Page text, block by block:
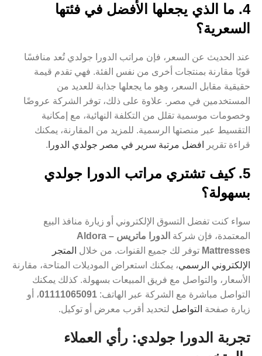
4. ما الذي يجعلها الأفضل في فئتها
السعرية؟
عند الحديث عن السعر، فإن مراتب الدورا جولدي تُعد منافسًا
قويًا مقارنة بمنتجات أخرى من نفس الفئة. فهي تقدم قيمة
حقيقية مقابل السعر، وهو ما يجعلها جذابة للعديد من
المستخدمين في مصر. علاوة على ذلك، توفر الشركة عروضًا
وخصومات موسمية تقلل من التكلفة النهائية، مع إمكانية
التقسيط عبر منصتها الرسمية. للمزيد من المقارنة، يمكنك
قراءة تقرير
افضل مرتبة سرير في مصر جولدي الدورا .
5. كيف تشتري مراتب الدورا جولدي
بسهولة؟
سواء كنت تفضل التسوق الإلكتروني أو زيارة منافذ البيع
المعتمدة، فإن شركة
الدورا ماتريس – Aldora
Mattresses توفر لك جميع القنوات. من خلال المتجر
الإلكتروني الرسمي، يمكنك استعراض الموديلات المتاحة، مقارنة
الأسعار، والتواصل مع فريق المبيعات بسهولة. كذلك يمكنك
التواصل مباشرة مع الشركة عبر الهاتف: 01111065091، أو
زيارة صفحة التواصل لتحديد أقرب معرض أو توكيل.
تجربة الدورا جولدي: رأي العملاء